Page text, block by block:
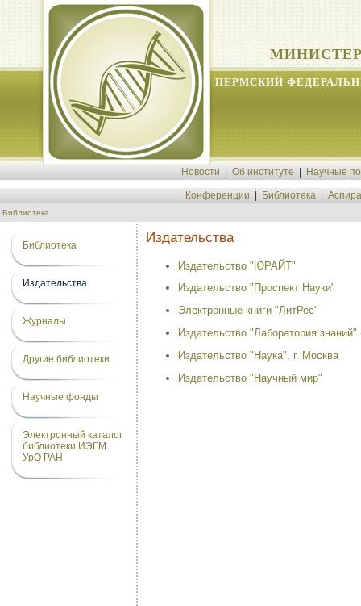
ПЕРМСКИЙ
Новости Об институте Научные
Конференции Библиотека
Библиотека
Библиотека
Издательства
Журналы
Другие библиотеки
Научные фонды
Электронный каталог
библиотеки ИЭГМ
УрО РАН
Издательства
Издательство "ЮРАЙТ"
Издательство "Проспект Науки"
Электронные книги "ЛитРес"
Издательство "Лаборатория
Издательство "Наука", г. Москва
Издательство "Научный мир"